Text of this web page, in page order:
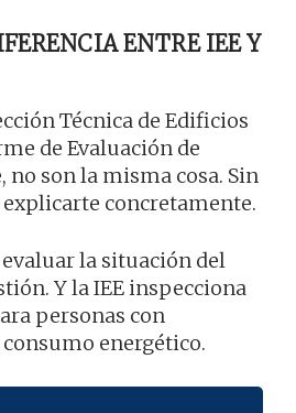
ENTRE IEE Y
Técnica de Edificios
de Evaluación de
no son la misma cosa. Sin
concretamente.
evaluar la situación del
Y la IEE inspecciona
personas con
energético.